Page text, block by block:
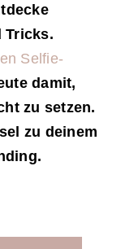
Tricks.
Selfie-
damit,
zu setzen.
zu deinem